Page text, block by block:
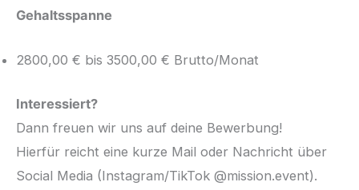
Gehaltsspanne
2800,00 € bis 3500,00 € Brutto/Monat
Interessiert?
Dann freuen wir uns auf deine Bewerbung!
Hierfür reicht eine kurze Mail oder Nachricht über
Social Media (Instagram/TikTok @mission.event).